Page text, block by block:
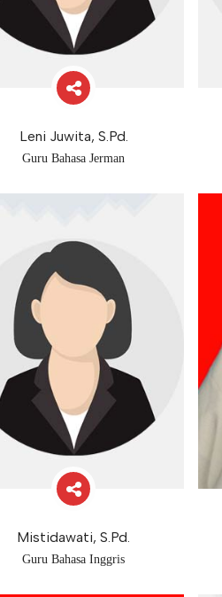
Leni Juwita, S.Pd.
Guru Bahasa Jerman
Mistidawati, S.Pd.
Guru Bahasa Inggris